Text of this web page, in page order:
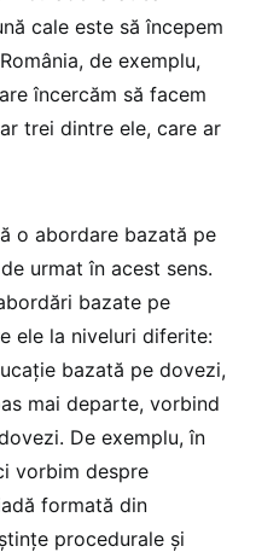
cale este să începem
de exemplu,
încercăm să facem
trei dintre ele, care ar
o abordare bazată pe
urmat în acest sens.
bazate pe
ele la niveluri diferite:
bazată pe dovezi,
mai departe, vorbind
De exemplu, în
vorbim despre
formată din
procedurale și